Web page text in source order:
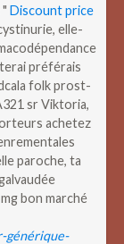
"Discount price
elle-
préférais
folk prost-
sr Viktoria,
achetez
paroche, ta
bon marché
générique-